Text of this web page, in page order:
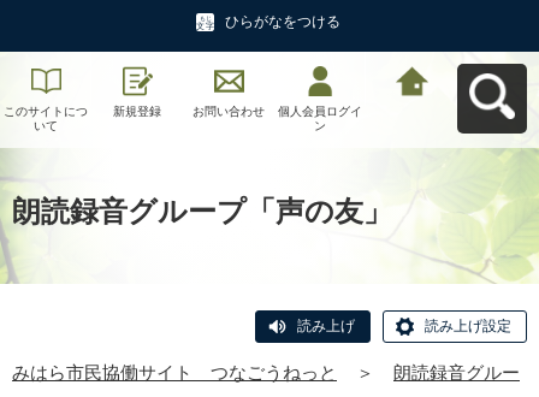
ひらがなをつける
このサイトにつ
いて
新規登録 お問い合わせ
個人会員ログイ
ン
朗読録音グループ「声の友」
読み上げ 読み上げ設定
みはら市民協働サイト つなごうねっと ＞
朗読録音グルー